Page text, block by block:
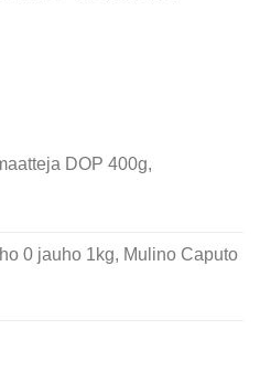
DOP 400g,
0 jauho 1kg, Mulino Caputo